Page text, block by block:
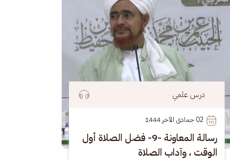
درس علمي
02
رسالة المعاونة -9- فضل الصلاة أول
الوقت ، وآداب الصلاة